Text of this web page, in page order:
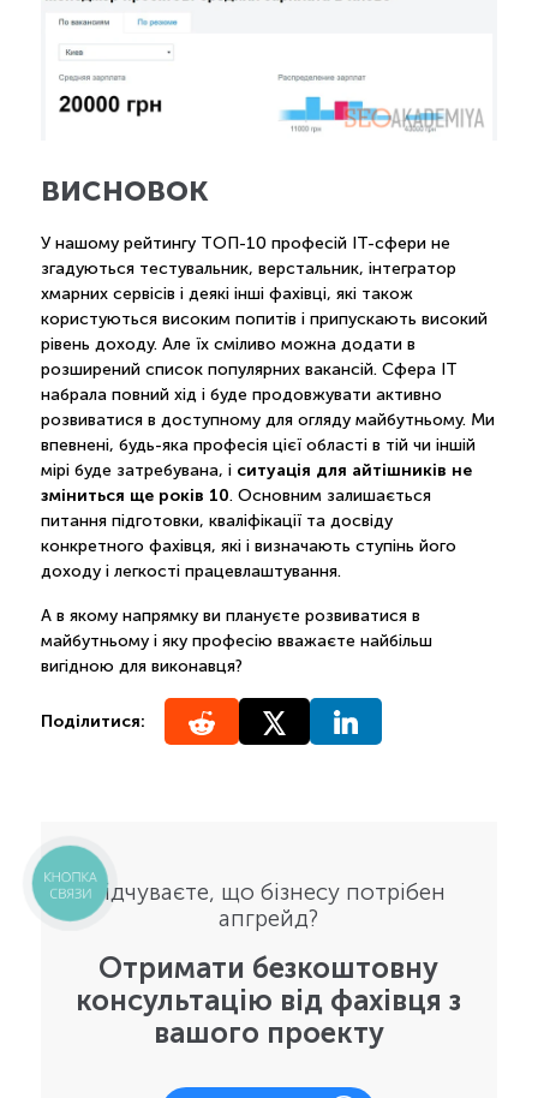
висновок
У нашому рейтингу ТОП-10 професій IT-сфери не
згадуються тестувальник, верстальник, інтегратор
хмарних сервісів і деякі інші фахівці, які також
користуються високим попитів і припускають високий
рівень доходу. Але їх сміливо можна додати в
розширений список популярних вакансій. Сфера IT
набрала повний хід і буде продовжувати активно
розвиватися в доступному для огляду майбутньому. Ми
впевнені, будь-яка професія цієї області в тій чи іншій
мірі буде затребувана, і ситуація для айтішників не
зміниться ще років 10. Основним залишається
питання підготовки, кваліфікації та досвіду
конкретного фахівця, які і визначають ступінь його
доходу і легкості працевлаштування.
А в якому напрямку ви плануєте розвиватися в
майбутньому і яку професію вважаєте найбільш
вигідною для виконавця?
Поділитися:
Відчуваєте, що бізнесу потрібен
апгрейд?
Отримати безкоштовну
консультацію від фахівця з
вашого проекту
КНОПКА
СВЯЗИ